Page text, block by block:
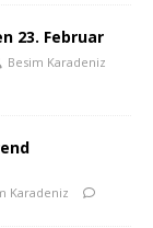
23. Februar
Besim Karadeniz
Karadeniz